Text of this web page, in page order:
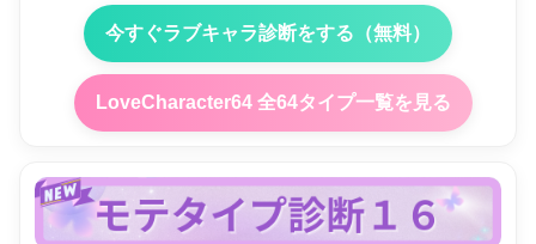
今すぐラブキャラ診断をする（無料）
LoveCharacter64 全64タイプ一覧を見る